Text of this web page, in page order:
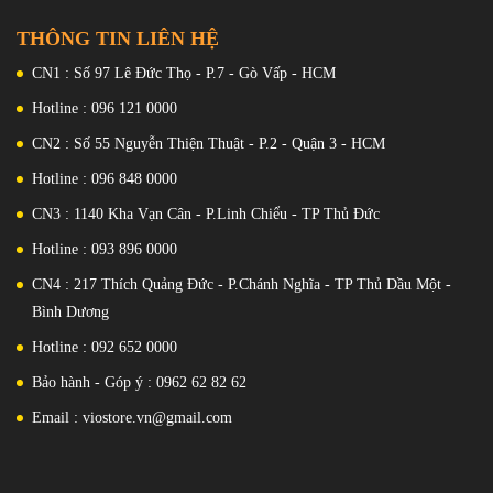
THÔNG TIN LIÊN HỆ
CN1 : Số 97 Lê Đức Thọ - P.7 - Gò Vấp - HCM
Hotline : 096 121 0000
CN2 : Số 55 Nguyễn Thiện Thuật - P.2 - Quận 3 - HCM
Hotline : 096 848 0000
CN3 : 1140 Kha Vạn Cân - P.Linh Chiểu - TP Thủ Đức
Hotline : 093 896 0000
CN4 : 217 Thích Quảng Đức - P.Chánh Nghĩa - TP Thủ Dầu Một -
Bình Dương
Hotline : 092 652 0000
Bảo hành - Góp ý : 0962 62 82 62
Email : viostore.vn@gmail.com